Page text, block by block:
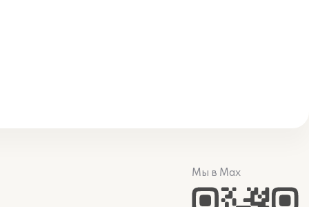
Мы в Max